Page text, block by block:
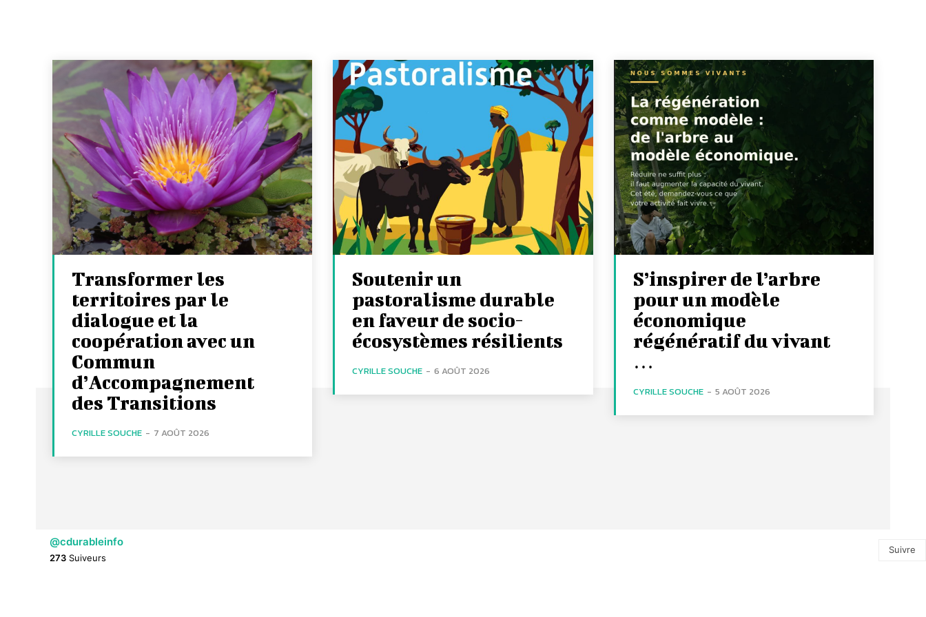
Transformer les
territoires par le
dialogue et la
coopération avec un
Commun
d’Accompagnement
des Transitions
CYRILLE SOUCHE - 7 AOÛT 2026
Soutenir un
pastoralisme durable
en faveur de socio-
écosystèmes résilients
CYRILLE SOUCHE - 6 AOÛT 2026
S’inspirer de l’arbre
pour un modèle
économique
régénératif du vivant
…
CYRILLE SOUCHE - 5 AOÛT 2026
@cdurableinfo
273 Suiveurs
Suivre